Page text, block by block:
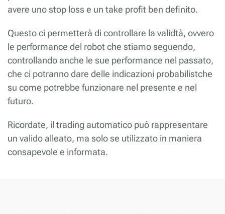
avere uno stop loss e un take profit ben definito.
Questo ci permetterà di controllare la validtà, ovvero
le performance del robot che stiamo seguendo,
controllando anche le sue performance nel passato,
che ci potranno dare delle indicazioni probabilistche
su come potrebbe funzionare nel presente e nel
futuro.
Ricordate, il trading automatico può rappresentare
un valido alleato, ma solo se utilizzato in maniera
consapevole e informata.